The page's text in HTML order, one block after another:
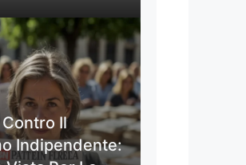
Contro Il
Indipendente: